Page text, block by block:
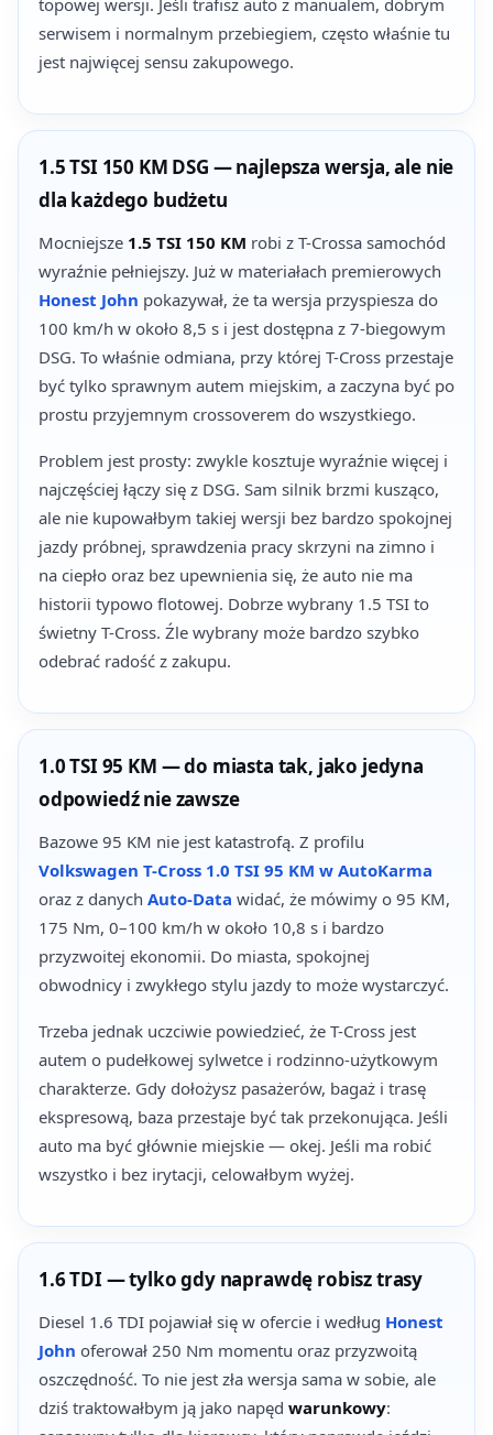
serwisem i normalnym przebiegiem, często właśnie tu
jest najwięcej sensu zakupowego.
1.5 TSI 150 KM DSG — najlepsza wersja, ale nie
dla każdego budżetu
Mocniejsze 1.5 TSI 150 KM robi z T-Crossa samochód
wyraźnie pełniejszy. Już w materiałach premierowych
Honest John pokazywał, że ta wersja przyspiesza do
100 km/h w około 8,5 s i jest dostępna z 7-biegowym
DSG. To właśnie odmiana, przy której T-Cross przestaje
być tylko sprawnym autem miejskim, a zaczyna być po
prostu przyjemnym crossoverem do wszystkiego.
Problem jest prosty: zwykle kosztuje wyraźnie więcej i
najczęściej łączy się z DSG. Sam silnik brzmi kusząco,
ale nie kupowałbym takiej wersji bez bardzo spokojnej
jazdy próbnej, sprawdzenia pracy skrzyni na zimno i
na ciepło oraz bez upewnienia się, że auto nie ma
historii typowo flotowej. Dobrze wybrany 1.5 TSI to
świetny T-Cross. Źle wybrany może bardzo szybko
odebrać radość z zakupu.
1.0 TSI 95 KM — do miasta tak, jako jedyna
odpowiedź nie zawsze
Bazowe 95 KM nie jest katastrofą. Z profilu
Volkswagen T-Cross 1.0 TSI 95 KM w AutoKarma
oraz z danych Auto-Data widać, że mówimy o 95 KM,
175 Nm, 0–100 km/h w około 10,8 s i bardzo
przyzwoitej ekonomii. Do miasta, spokojnej
obwodnicy i zwykłego stylu jazdy to może wystarczyć.
Trzeba jednak uczciwie powiedzieć, że T-Cross jest
autem o pudełkowej sylwetce i rodzinno-użytkowym
charakterze. Gdy dołożysz pasażerów, bagaż i trasę
ekspresową, baza przestaje być tak przekonująca. Jeśli
auto ma być głównie miejskie — okej. Jeśli ma robić
wszystko i bez irytacji, celowałbym wyżej.
1.6 TDI — tylko gdy naprawdę robisz trasy
Diesel 1.6 TDI pojawiał się w ofercie i według Honest
John oferował 250 Nm momentu oraz przyzwoitą
oszczędność. To nie jest zła wersja sama w sobie, ale
dziś traktowałbym ją jako napęd warunkowy: